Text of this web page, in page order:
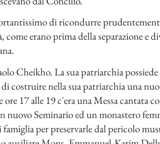
di ricondurre
erano prima della separazione e
Cheikho. La sua patriarchia possiede
costruire nella sua patriarchia una
17 alle 19 c'era una Messa cantata
nuovo Seminario ed un monastero
per preservarle dal pericolo